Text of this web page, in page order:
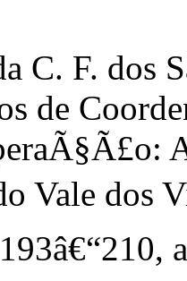
C. F. dos
de
Vale dos